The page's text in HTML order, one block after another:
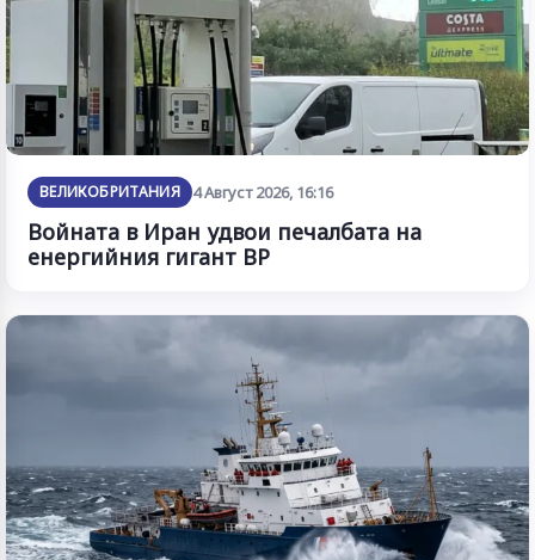
ВЕЛИКОБРИТАНИЯ 4 Август 2026, 16:16
Войната в Иран удвои печалбата на
енергийния гигант BP